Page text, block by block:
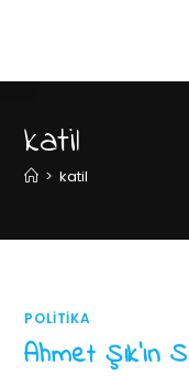
katil
> katil
POLITIKA
Ahmet Şık’ın